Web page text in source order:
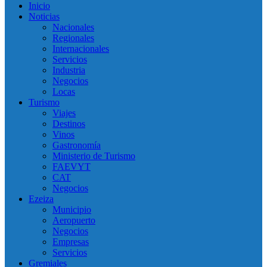
Inicio
Noticias
Nacionales
Regionales
Internacionales
Servicios
Industria
Negocios
Locas
Turismo
Viajes
Destinos
Vinos
Gastronomía
Ministerio de Turismo
FAEVYT
CAT
Negocios
Ezeiza
Municipio
Aeropuerto
Negocios
Empresas
Servicios
Gremiales